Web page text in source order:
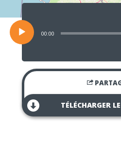
Lecteur
audio
00:00
TÉLÉCHARGER